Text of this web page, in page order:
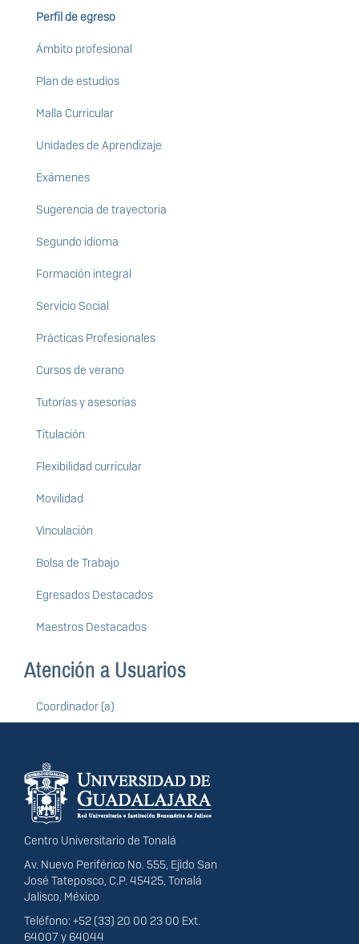
Perfil de egreso
Ámbito profesional
Plan de estudios
Malla Curricular
Unidades de Aprendizaje
Exámenes
Sugerencia de trayectoria
Segundo idioma
Formación integral
Servicio Social
Prácticas Profesionales
Cursos de verano
Tutorías y asesorías
Titulación
Flexibilidad curricular
Movilidad
Vinculación
Bolsa de Trabajo
Egresados Destacados
Maestros Destacados
Atención a Usuarios
Coordinador (a)
Información del
portal
Centro Universitario de Tonalá
Av. Nuevo Periférico No. 555, Ejido San
José Tateposco, C.P. 45425, Tonalá
Jalisco, México
Teléfono: +52 (33) 20 00 23 00 Ext.
64007 y 64044